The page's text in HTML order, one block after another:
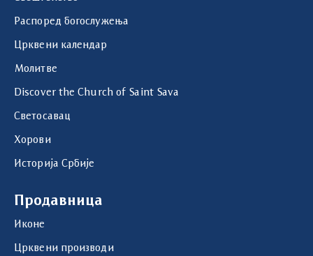
Распоред богослужења
Црквени календар
Молитве
Discover the Church of Saint Sava
Светосавац
Хорови
Историја Србије
Продавница
Иконе
Црквени производи